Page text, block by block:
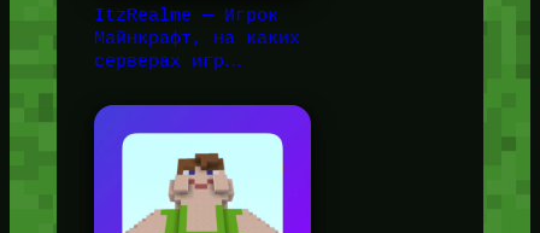
ItzRealme — Игрок
Майнкрафт, на каких
серверах игр…